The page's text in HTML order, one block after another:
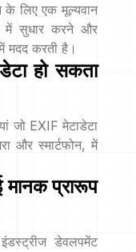
के लिए एक मूल्यवान
में सुधार करने और
मदद करती है।
हो सकता
जो EXIF मेटाडेटा
और स्मार्टफोन, में
मानक प्रारूप
डेवलपमेंट